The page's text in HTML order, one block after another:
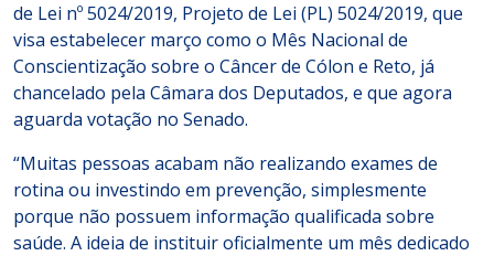
de Lei nº 5024/2019, Projeto de Lei (PL) 5024/2019, que
visa estabelecer março como o Mês Nacional de
Conscientização sobre o Câncer de Cólon e Reto, já
chancelado pela Câmara dos Deputados, e que agora
aguarda votação no Senado.
“Muitas pessoas acabam não realizando exames de
rotina ou investindo em prevenção, simplesmente
porque não possuem informação qualificada sobre
saúde. A ideia de instituir oficialmente um mês dedicado